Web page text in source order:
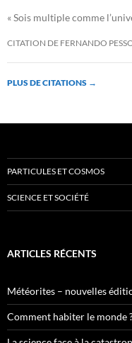
« Sois multiple comme
CITATION DE FERNANDO
PLUS DE CITATIONS →
PARTICULES ET COSMOS
SCIENCE ET SOCIÉTÉ
ARTICLES RÉCENTS
Météorites – nouvelles
Comment habiter le monde